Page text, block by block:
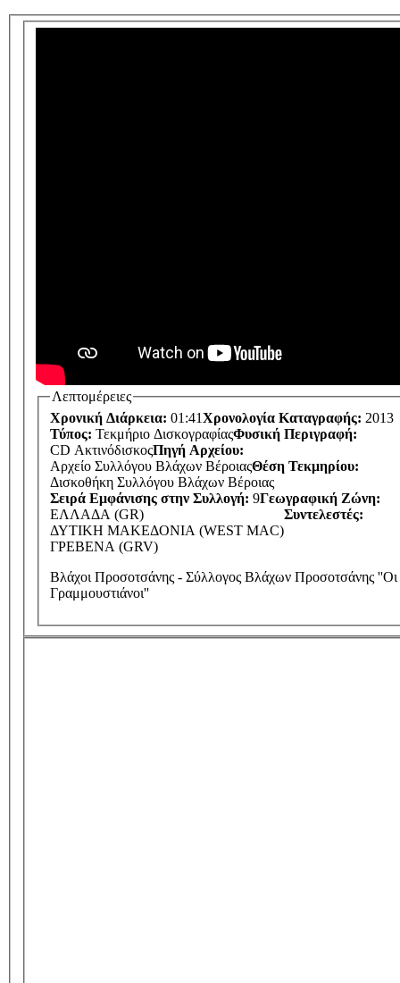
Λεπτομέρειες
Χρονική Διάρκεια: 01:41Χρονολογία Καταγραφής: 2013
Τύπος: Τεκμήριο ΔισκογραφίαςΦυσική Περιγραφή:
CD ΑκτινόδισκοςΠηγή Αρχείου:
Αρχείο Συλλόγου Βλάχων ΒέροιαςΘέση Τεκμηρίου:
Δισκοθήκη Συλλόγου Βλάχων Βέροιας
Σειρά Εμφάνισης στην Συλλογή: 9Γεωγραφική Ζώνη:
ΕΛΛΑΔΑ (GR)
ΔΥΤΙΚΗ ΜΑΚΕΔΟΝΙΑ (WEST MAC)
ΓΡΕΒΕΝΑ (GRV)
Συντελεστές:
Βλάχοι Προσοτσάνης - Σύλλογος Βλάχων Προσοτσάνης ''Οι
Γραμμουστιάνοι''